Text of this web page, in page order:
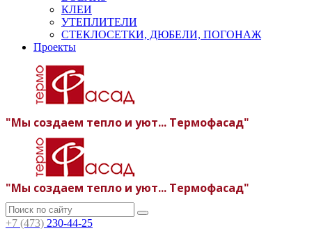
КЛЕИ
УТЕПЛИТЕЛИ
СТЕКЛОСЕТКИ, ДЮБЕЛИ, ПОГОНАЖ
Проекты
"Мы создаем тепло и уют... Термофасад"
"Мы создаем тепло и уют... Термофасад"
+7 (473) 230-44-25